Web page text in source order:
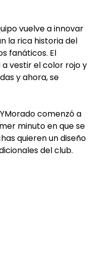
vuelve a innovar
la rica historia del
fanáticos. El
vestir el color rojo y
y ahora, se
comenzó a
minuto en que se
quieren un diseño
del club.